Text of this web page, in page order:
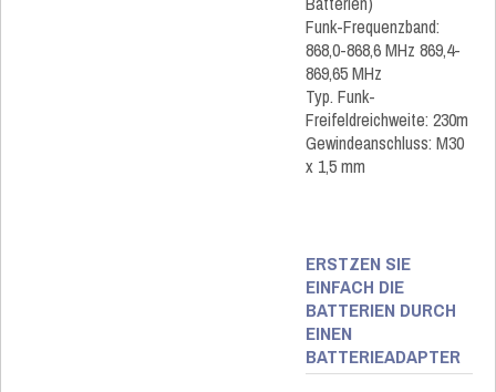
Funk-Frequenzband:
868,0-868,6 MHz 869,4-
869,65 MHz
Typ. Funk-
Freifeldreichweite: 230m
Gewindeanschluss: M30
x 1,5 mm
ERSTZEN SIE
EINFACH DIE
BATTERIEN DURCH
EINEN
BATTERIEADAPTER